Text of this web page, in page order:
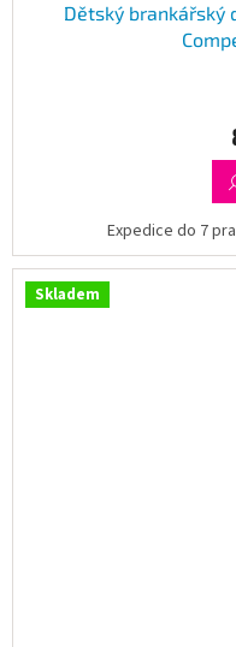
Dětský brankářský
Expedice do 7
Skladem